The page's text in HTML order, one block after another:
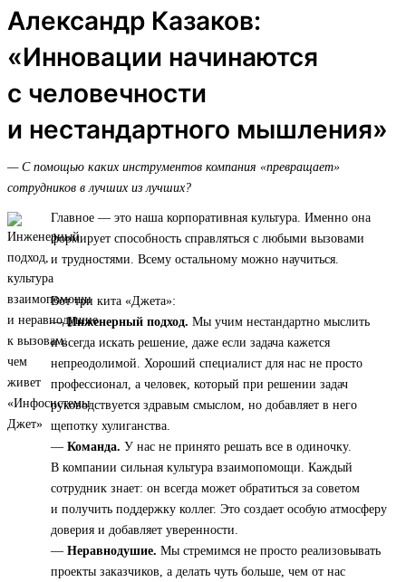
Александр Казаков:
«Инновации начинаются
с человечности
и нестандартного мышления»
— С помощью каких инструментов компания «превращает»
сотрудников в лучших из лучших?
Главное — это наша корпоративная культура. Именно она
формирует способность справляться с любыми вызовами
и трудностями. Всему остальному можно научиться.
Вот три кита «Джета»:
—Инженерный подход. Мы учим нестандартно мыслить
и всегда искать решение, даже если задача кажется
непреодолимой. Хороший специалист для нас не просто
профессионал, а человек, который при решении задач
руководствуется здравым смыслом, но добавляет в него
щепотку хулиганства.
— Команда. У нас не принято решать все в одиночку.
В компании сильная культура взаимопомощи. Каждый
сотрудник знает: он всегда может обратиться за советом
и получить поддержку коллег. Это создает особую атмосферу
доверия и добавляет уверенности.
— Неравнодушие. Мы стремимся не просто реализовывать
проекты заказчиков, а делать чуть больше, чем от нас